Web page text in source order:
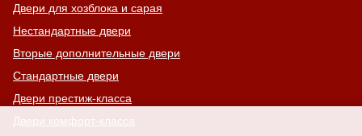
Двери для хозблока и сарая
Нестандартные двери
Вторые дополнительные двери
Стандартные двери
Двери престиж-класса
Двери комфорт-класса